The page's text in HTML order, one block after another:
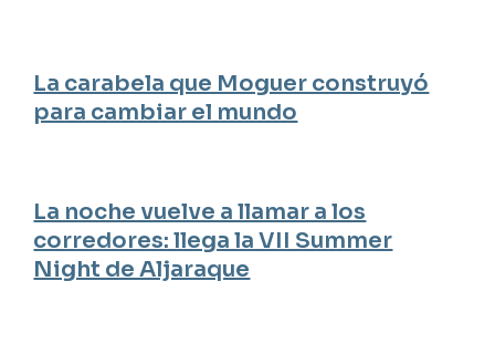
La carabela que Moguer construyó
para cambiar el mundo
La noche vuelve a llamar a los
corredores: llega la VII Summer
Night de Aljaraque